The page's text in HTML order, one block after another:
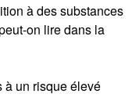
à des substances
on lire dans la
à un risque élevé